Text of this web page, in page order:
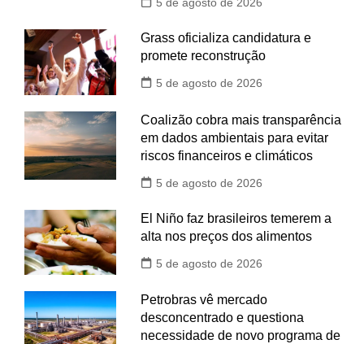
5 de agosto de 2026
Grass oficializa candidatura e
promete reconstrução
5 de agosto de 2026
Coalizão cobra mais transparência
em dados ambientais para evitar
riscos financeiros e climáticos
5 de agosto de 2026
El Niño faz brasileiros temerem a
alta nos preços dos alimentos
5 de agosto de 2026
Petrobras vê mercado
desconcentrado e questiona
necessidade de novo programa de